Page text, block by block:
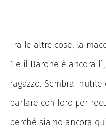
Tra le altre cose, la
1 e il Barone è ancora
ragazzo. Sembra
parlare con loro per
perché siamo ancora